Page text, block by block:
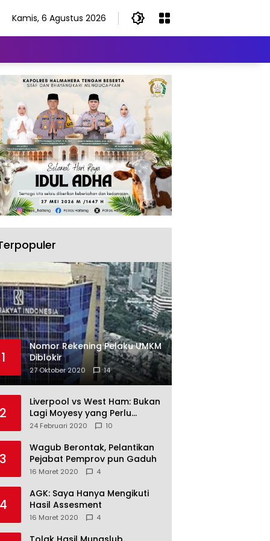
Kamis, 6 Agustus 2026
1
Nomor Rekening Pelaku UMKM
Diblokir
27 Oktober 2020 14
2
Liverpool vs West Ham: Bukan
Lagi Moyesy yang Perlu
Ditakuti
24 Februari 2020 10
3
Wagub Berontak, Pelantikan
Pejabat Pemprov pun Gaduh
16 Maret 2020 4
4
AGK: Saya Hanya Mengikuti
Hasil Assesment
16 Maret 2020 4